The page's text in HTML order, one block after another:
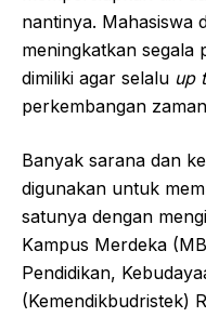
nantinya. Mahasiswa
meningkatkan segala
dimiliki agar selalu up
perkembangan
Banyak sarana dan
digunakan untuk
satunya dengan
Kampus Merdeka
Pendidikan,
(Kemendikbudristek)